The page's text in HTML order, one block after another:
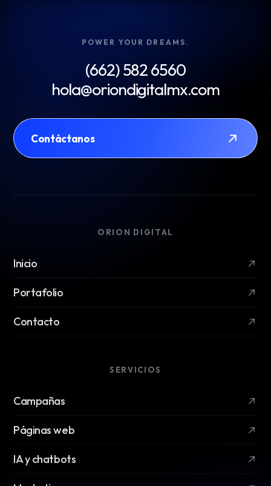
POWER YOUR DREAMS.
(662) 582 6560
hola@oriondigitalmx.com
Contáctanos
ORION DIGITAL
Inicio
Portafolio
Contacto
SERVICIOS
Campañas
Páginas web
IA y chatbots